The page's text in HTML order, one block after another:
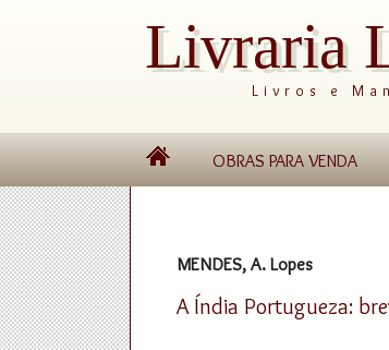
Livraria
Livros e
OBRAS PARA VENDA
MENDES, A. Lopes
A Índia Portugueza: